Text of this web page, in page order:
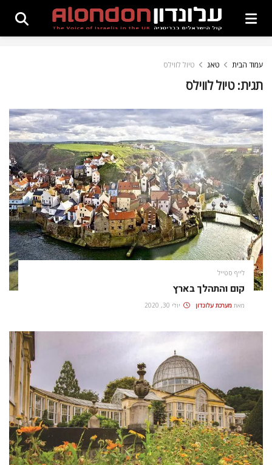
עמוד הבית טאג טיול לווילס
תגית:טיול לווילס
לייף סטייל
קום והתהלך בארץ
מאת מערכת עלונדון יולי 30, 2020